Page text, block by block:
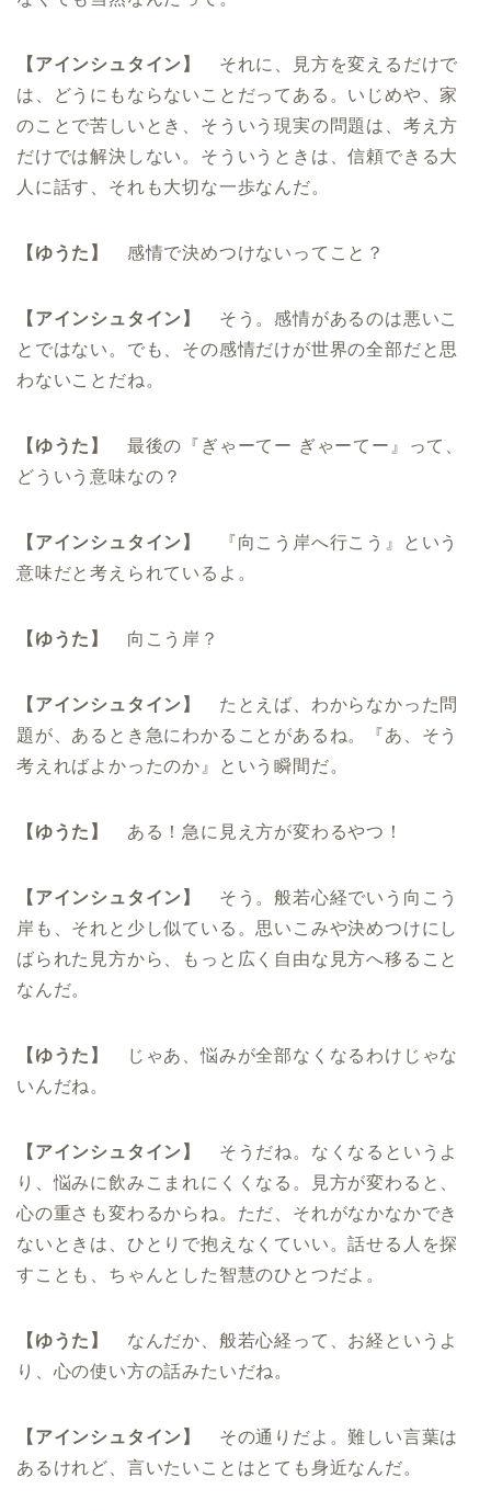
【アインシュタイン】 それに、見方を変えるだけで
は、どうにもならないことだってある。いじめや、家
のことで苦しいとき、そういう現実の問題は、考え方
だけでは解決しない。そういうときは、信頼できる大
人に話す、それも大切な一歩なんだ。
【ゆうた】 感情で決めつけないってこと？
【アインシュタイン】 そう。感情があるのは悪いこ
とではない。でも、その感情だけが世界の全部だと思
わないことだね。
【ゆうた】 最後の『ぎゃーてー ぎゃーてー』って、
どういう意味なの？
【アインシュタイン】
『向こう岸へ行こう』という
意味だと考えられているよ。
【ゆうた】 向こう岸？
【アインシュタイン】 たとえば、わからなかった問
題が、あるとき急にわかることがあるね。『あ、そう
考えればよかったのか』という瞬間だ。
【ゆうた】 ある！急に見え方が変わるやつ！
【アインシュタイン】 そう。般若心経でいう向こう
岸も、それと少し似ている。思いこみや決めつけにし
ばられた見方から、もっと広く自由な見方へ移ること
なんだ。
【ゆうた】
じゃあ、悩みが全部なくなるわけじゃな
いんだね。
【アインシュタイン】 そうだね。なくなるというよ
り、悩みに飲みこまれにくくなる。見方が変わると、
心の重さも変わるからね。ただ、それがなかなかでき
ないときは、ひとりで抱えなくていい。話せる人を探
すことも、ちゃんとした智慧のひとつだよ。
【ゆうた】 なんだか、般若心経って、お経というよ
り、心の使い方の話みたいだね。
【アインシュタイン】 その通りだよ。難しい言葉は
あるけれど、言いたいことはとても身近なんだ。